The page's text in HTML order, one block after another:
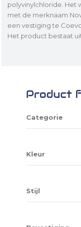
polyvinylchloride. Het
met de merknaam
een vestiging te
Het product bestaat
Product
Categorie
Kleur
Stijl